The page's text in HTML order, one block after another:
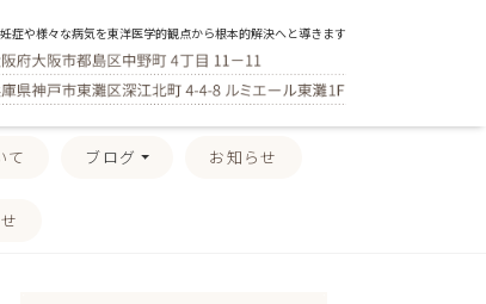
症や様々な病気を東洋医学的観点から根本的解決へと導きます
て ブログ お知らせ